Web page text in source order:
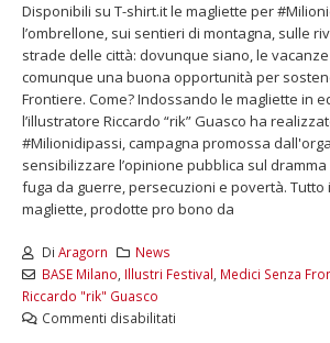
Disponibili su T-shirt.it le magliette per
l’ombrellone, sui sentieri di montagna, sulle
strade delle città: dovunque siano, le
comunque una buona opportunità per
Frontiere. Come? Indossando le magliette in
l’illustratore Riccardo “rik” Guasco ha
#Milionidipassi, campagna promossa
sensibilizzare l’opinione pubblica sul
fuga da guerre, persecuzioni e povertà. Tutto
magliette, prodotte pro bono da
Di Aragorn
News
BASE Milano Illustri Festival Medici Senza
Riccardo "rik" Guasco
Commenti disabilitati